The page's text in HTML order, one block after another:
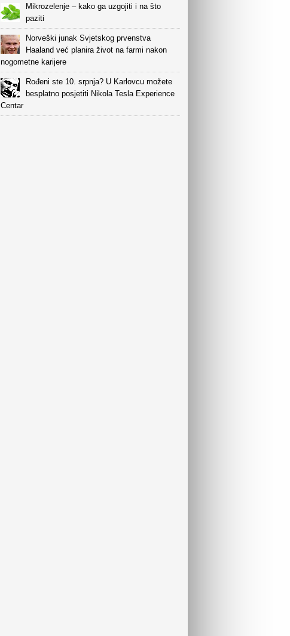
Mikrozelenje – kako ga uzgojiti i na što
paziti
Norveški junak Svjetskog prvenstva
Haaland već planira život na farmi nakon
nogometne karijere
Rođeni ste 10. srpnja? U Karlovcu možete
besplatno posjetiti Nikola Tesla Experience
Centar